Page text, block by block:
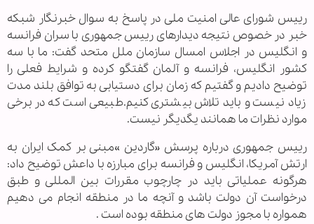
رییس شورای عالی امنیت ملی در پاسخ به سوال خبرنگار شبکه
خبر در خصوص نتیجه دیدارهای رییس جمهوری با سران فرانسه
و انگلیس در اجلاس امسال سازمان ملل متحد گفت: ما با سه
کشور انگلیس، فرانسه و آلمان گفتگو کرده و شرایط فعلی را
توضیح دادیم و گفتیم که زمان برای دستیابی به توافق بلند مدت
زیاد نیست و باید تلاش بیشتری کنیم.طبیعی است که در برخی
موارد نظرات ما همانند یگدیگر نیست.
رییس جمهوری درباره پرسش «گاردین »مبنی بر کمک ایران به
ارتش آمریکا، انگلیس و فرانسه برای مبارزه با داعش توضیح داد:
هرگونه عملیاتی باید در چارچوب مقررات بین المللی و طبق
درخواست آن دولت باشد و آنچه ما در منطقه انجام می دهیم
همواره با مجوز دولت های منطقه بوده است .